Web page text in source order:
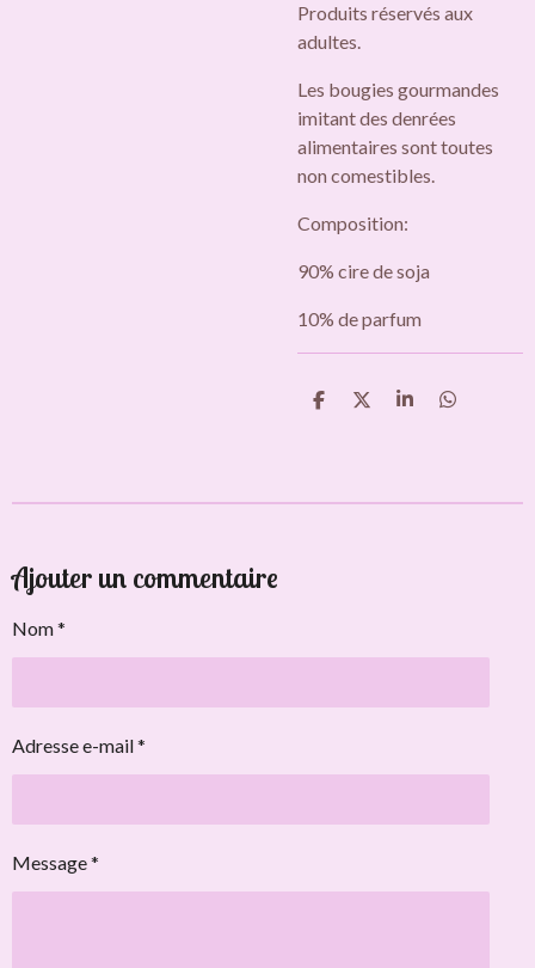
Produits réservés aux
adultes.
Les bougies gourmandes
imitant des denrées
alimentaires sont toutes
non comestibles.
Composition:
90% cire de soja
10% de parfum
P
g
P
g
P
g
P
g
Ajouter un commentaire
Nom *
Adresse e-mail *
Message *